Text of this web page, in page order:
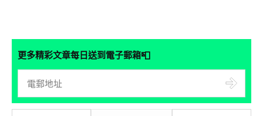
更多精彩文章每日送到電子郵箱📮